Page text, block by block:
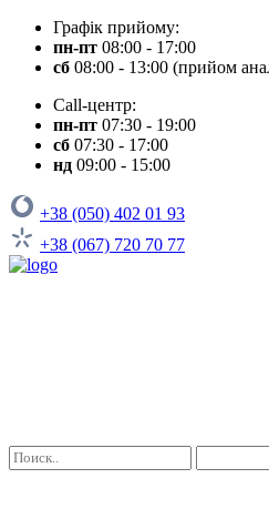
Графік прийому:
пн-пт 08:00 - 17:00
сб 08:00 - 13:00 (прийом
Call-центр:
пн-пт 07:30 - 19:00
сб 07:30 - 17:00
нд 09:00 - 15:00
+38 (050) 402 01 93
+38 (067) 720 70 77